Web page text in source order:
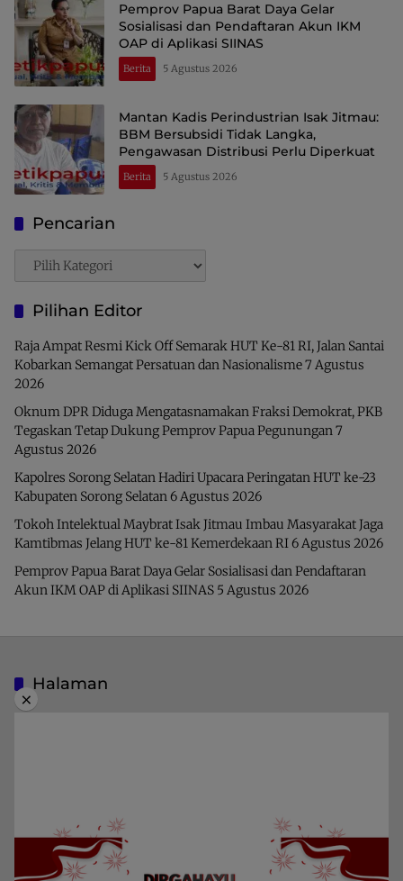
Pemprov Papua Barat Daya Gelar
Sosialisasi dan Pendaftaran Akun IKM
OAP di Aplikasi SIINAS
Berita 5 Agustus 2026
Mantan Kadis Perindustrian Isak Jitmau:
BBM Bersubsidi Tidak Langka,
Pengawasan Distribusi Perlu Diperkuat
Berita 5 Agustus 2026
Pencarian
Pencarian
Pilihan Editor
Raja Ampat Resmi Kick Off Semarak HUT Ke-81 RI, Jalan Santai
Kobarkan Semangat Persatuan dan Nasionalisme7 Agustus
2026
Oknum DPR Diduga Mengatasnamakan Fraksi Demokrat, PKB
Tegaskan Tetap Dukung Pemprov Papua Pegunungan7
Agustus 2026
Kapolres Sorong Selatan Hadiri Upacara Peringatan HUT ke-23
Kabupaten Sorong Selatan6 Agustus 2026
Tokoh Intelektual Maybrat Isak Jitmau Imbau Masyarakat Jaga
Kamtibmas Jelang HUT ke-81 Kemerdekaan RI6 Agustus 2026
Pemprov Papua Barat Daya Gelar Sosialisasi dan Pendaftaran
Akun IKM OAP di Aplikasi SIINAS 5 Agustus 2026
Halaman
Kategori
Berita
×